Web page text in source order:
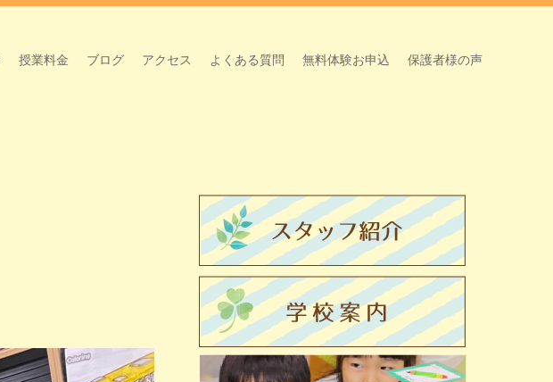
授業料金 ブログ アクセス よくある質問 無料体験お申込 保護者様の声